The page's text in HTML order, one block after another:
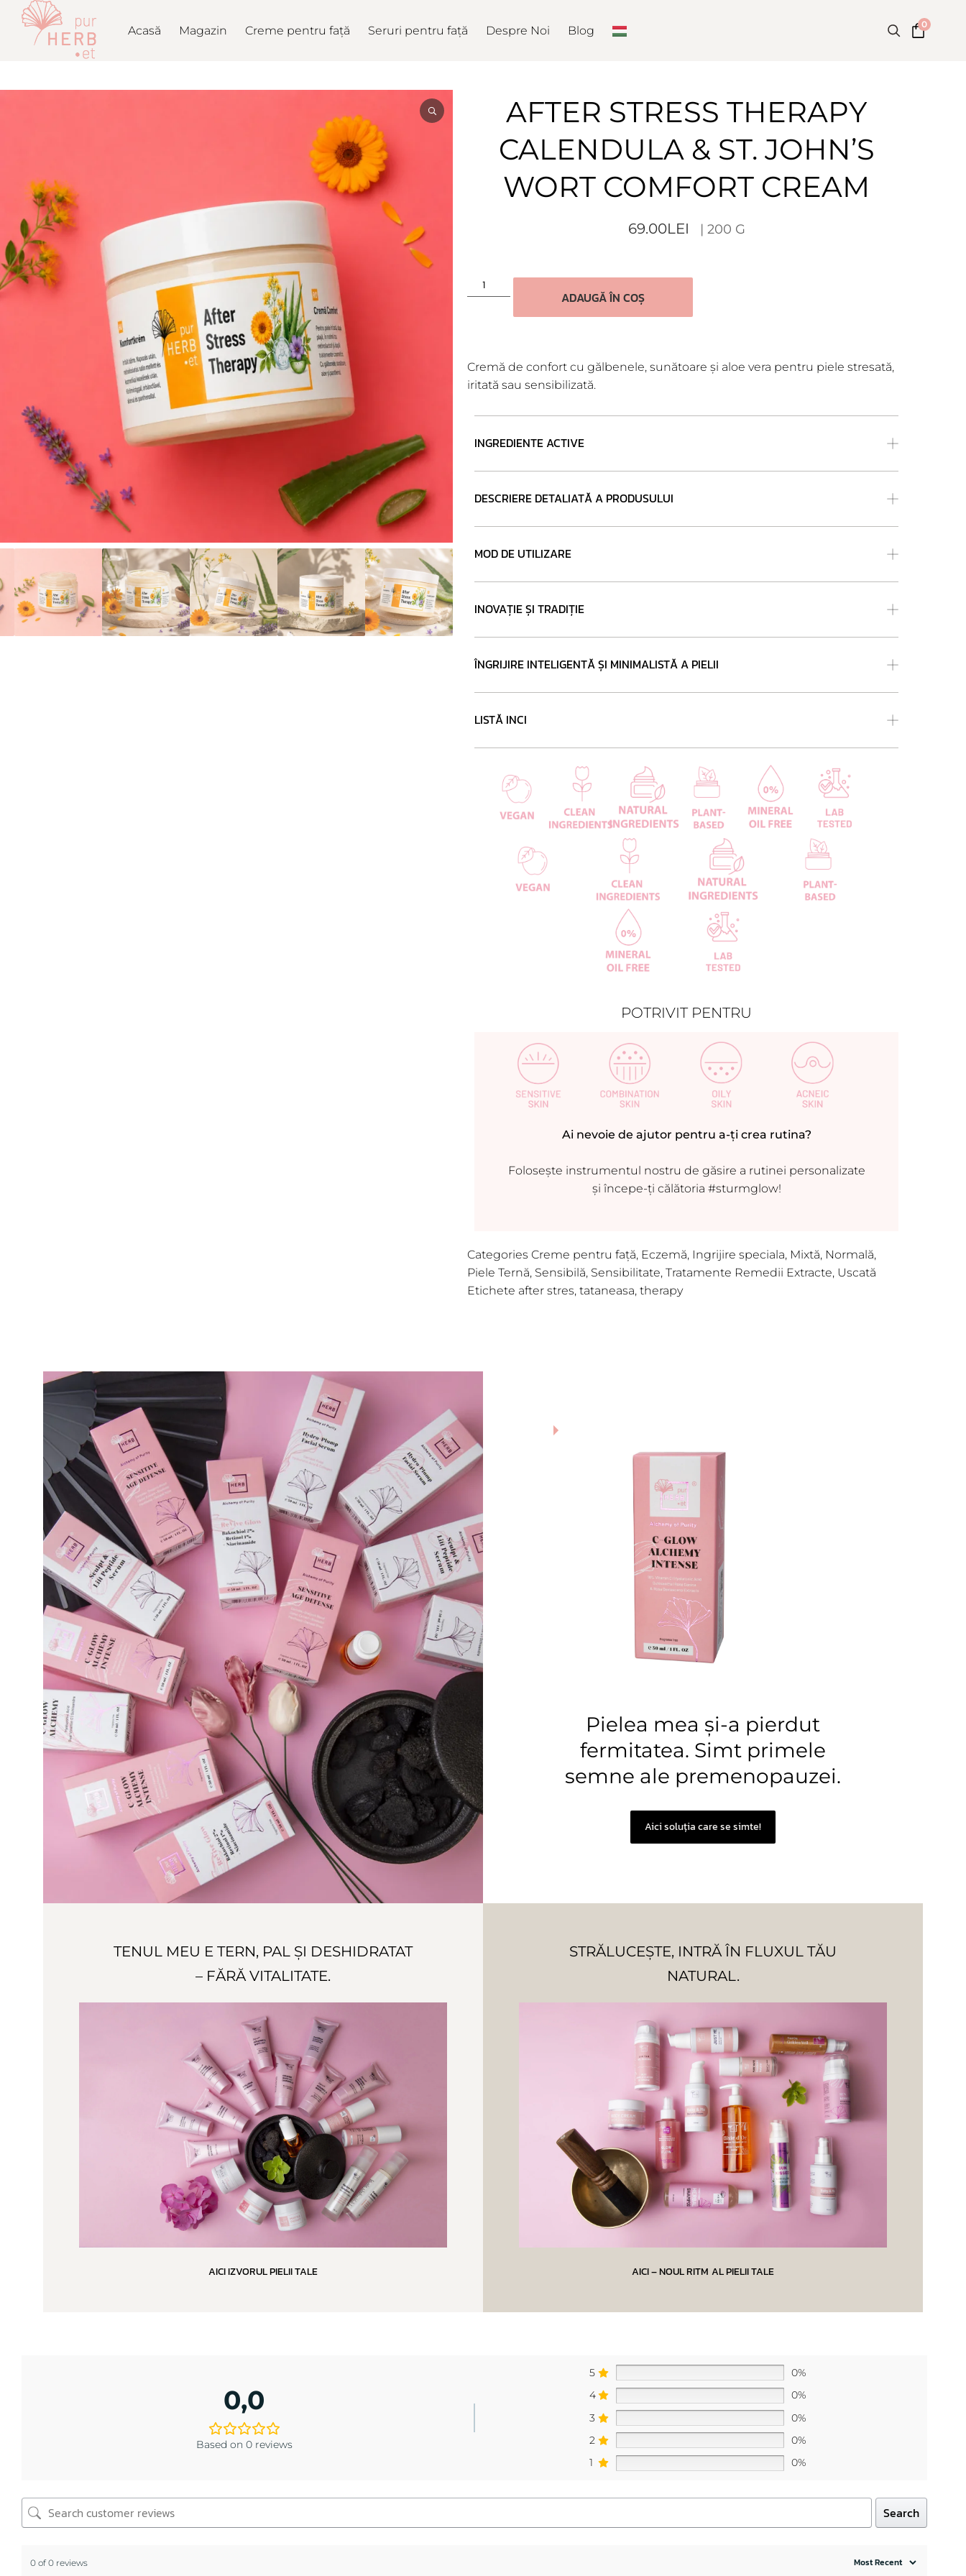
Acasă Magazin Creme pentru față Seruri pentru față Despre Noi Blog 0
AFTER STRESS THERAPY
CALENDULA & ST. JOHN’S
WORT COMFORT CREAM
69.00LEI | 200 G
ADAUGĂ ÎN COȘ
Cremă de confort cu gălbenele, sunătoare și aloe vera pentru piele stresată,
iritată sau sensibilizată.
INGREDIENTE ACTIVE
DESCRIERE DETALIATĂ A PRODUSULUI
MOD DE UTILIZARE
INOVAȚIE ȘI TRADIȚIE
ÎNGRIJIRE INTELIGENTĂ ȘI MINIMALISTĂ A PIELII
LISTĂ INCI
POTRIVIT PENTRU
Ai nevoie de ajutor pentru a-ți crea rutina?
Folosește instrumentul nostru de găsire a rutinei personalizate
și începe-ți călătoria #sturmglow!
Categories Creme pentru față, Eczemă, Ingrijire speciala, Mixtă, Normală,
Piele Ternă, Sensibilă, Sensibilitate, Tratamente Remedii Extracte, Uscată
Etichete after stres, tataneasa, therapy
Pielea mea și-a pierdut
fermitatea. Simt primele
semne ale premenopauzei.
Aici soluția care se simte!
TENUL MEU E TERN, PAL ȘI DESHIDRATAT
– FĂRĂ VITALITATE.
AICI IZVORUL PIELII TALE
STRĂLUCEȘTE, INTRĂ ÎN FLUXUL TĂU
NATURAL.
AICI – NOUL RITM AL PIELII TALE
0,0
Based on 0 reviews
5
0%
4
0%
3
0%
2
0%
1
0%
Search
0 of 0 reviews